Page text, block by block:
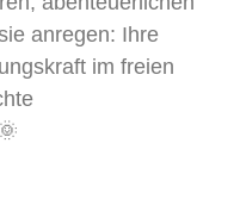
anregen: Ihre
im freien